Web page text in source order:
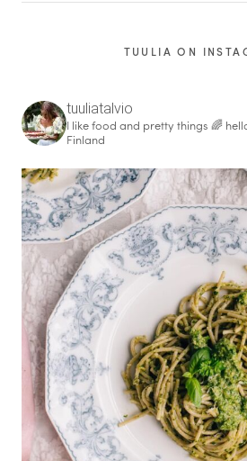
TUULIA ON
tuuliatalvio
I like food and pretty things 🌈
Finland